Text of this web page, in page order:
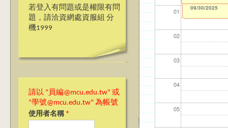
若登入有問題或是權限有問
題，請洽資網處資服組 分
機1999
請以 "員編@mcu.edu.tw" 或
"學號@mcu.edu.tw" 為帳號
使用者名稱 *
01
02
03
04
05
12/31/2027
09/30/2025